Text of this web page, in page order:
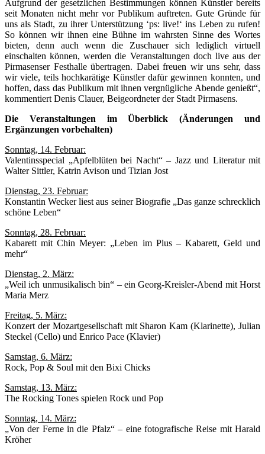
Aufgrund der gesetzlichen Bestimmungen können Künstler bereits
seit Monaten nicht mehr vor Publikum auftreten. Gute Gründe für
uns als Stadt, zu ihrer Unterstützung ‘ps: live!‘ ins Leben zu rufen!
So können wir ihnen eine Bühne im wahrsten Sinne des Wortes
bieten, denn auch wenn die Zuschauer sich lediglich virtuell
einschalten können, werden die Veranstaltungen doch live aus der
Pirmasenser Festhalle übertragen. Dabei freuen wir uns sehr, dass
wir viele, teils hochkarätige Künstler dafür gewinnen konnten, und
hoffen, dass das Publikum mit ihnen vergnügliche Abende genießt“,
kommentiert Denis Clauer, Beigeordneter der Stadt Pirmasens.
Die Veranstaltungen im Überblick (Änderungen und
Ergänzungen vorbehalten)
Sonntag, 14. Februar:
Valentinsspecial „Apfelblüten bei Nacht“ – Jazz und Literatur mit
Walter Sittler, Katrin Avison und Tizian Jost
Dienstag, 23. Februar:
Konstantin Wecker liest aus seiner Biografie „Das ganze schrecklich
schöne Leben“
Sonntag, 28. Februar:
Kabarett mit Chin Meyer: „Leben im Plus – Kabarett, Geld und
mehr“
Dienstag, 2. März:
„Weil ich unmusikalisch bin“ – ein Georg-Kreisler-Abend mit Horst
Maria Merz
Freitag, 5. März:
Konzert der Mozartgesellschaft mit Sharon Kam (Klarinette), Julian
Steckel (Cello) und Enrico Pace (Klavier)
Samstag, 6. März:
Rock, Pop & Soul mit den Bixi Chicks
Samstag, 13. März:
The Rocking Tones spielen Rock und Pop
Sonntag, 14. März:
„Von der Ferne in die Pfalz“ – eine fotografische Reise mit Harald
Kröher